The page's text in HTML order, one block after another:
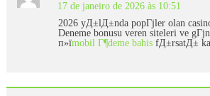
17 de janeiro de 2026 às 10:51
2026 yД±lД±nda popГјler olan
Deneme bonusu veren siteleri ve
п»їmobil Г¶deme bahisfД±rsatД±